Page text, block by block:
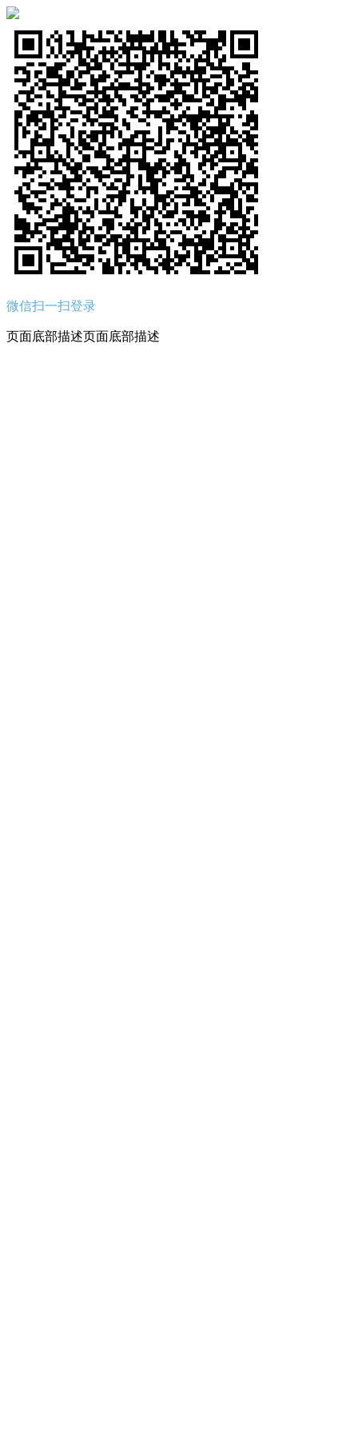
微信扫一扫登录
页面底部描述页面底部描述